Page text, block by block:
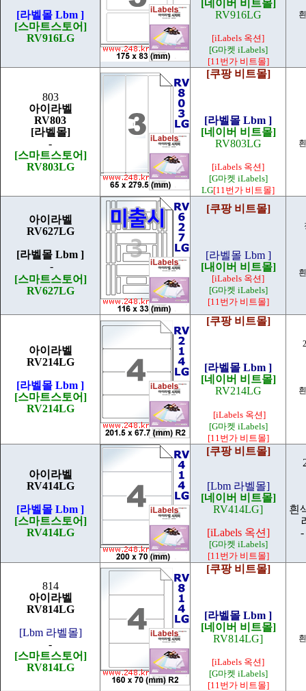
[라벨몰 Lbm ]
[스마트스토어]
RV916LG
[네이버 비트몰]
RV916LG
[iLabels 옥션]
[G마켓 iLabels]
[11번가 비트몰]
803
아이라벨
RV803
[라벨몰]
-
[스마트스토어]
RV803LG
[쿠팡 비트몰]
[라벨몰 Lbm ]
[네이버 비트몰]
RV803LG
[iLabels 옥션]
[G마켓 iLabels]
LG[11번가 비트몰]
아이라벨
RV627LG
[라벨몰 Lbm ]
-
[스마트스토어]
RV627LG
[쿠팡 비트몰]
[라벨몰 Lbm ]
[내이버 비트몰]
[iLabels 옥션]
[G마켓 iLabels]
[11번가 비트몰]
아이라벨
RV214LG
[라벨몰 Lbm ]
[스마트스토어]
RV214LG
[쿠팡 비트몰]
[라벨몰 Lbm ]
[네이버 비트몰]
RV214LG
[iLabels 옥션]
[G마켓 iLabels]
[11번가 비트몰]
아이라벨
RV414LG
[라벨몰 Lbm ]
[스마트스토어]
RV414LG
[쿠팡 비트몰]
[Lbm 라벨몰]
[네이버 비트몰]
RV414LG]
[iLabels 옥션]
[G마켓 iLabels]
[11번가 비트몰]
흰
-
814
아이라벨
RV814LG
[Lbm 라벨몰]
-
[스마트스토어]
RV814LG
[쿠팡 비트몰]
[라벨몰 Lbm ]
[네이버 비트몰]
RV814LG]
[iLabels 옥션]
[G마켓 iLabels]
[11번가 비트몰]